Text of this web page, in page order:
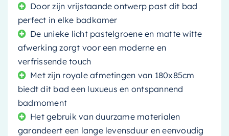
Door zijn vrijstaande ontwerp past dit bad
perfect in elke badkamer
De unieke licht pastelgroene en matte witte
afwerking zorgt voor een moderne en
verfrissende touch
Met zijn royale afmetingen van 180x85cm
biedt dit bad een luxueus en ontspannend
badmoment
Het gebruik van duurzame materialen
garandeert een lange levensduur en eenvoudig